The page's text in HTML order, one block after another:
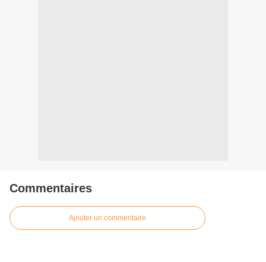
Commentaires
Ajouter un commentaire